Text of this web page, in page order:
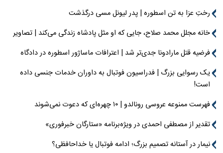
رختِ عزا به تن اسطوره | پدر لیونل مسی درگذشت
خانه مجلل محمد صلاح، جایی که او مثل پادشاه زندگی می‌کند | تصاویر
فرضیه قتل مارادونا جدی‌تر شد | اعترافات ماساژور اسطوره در دادگاه
یک رسوایی بزرگ | فدراسیون فوتبال به داوران خدمات جنسی داده
است!
فهرست ممنوعه عروسی رونالدو | ۱۰ چهره‌ای که دعوت نمی‌شوند
تقدیر از مصطفی احمدی در ویژه‌برنامه «ستارگان خبرفوری»
نیمار در آستانه تصمیم بزرگ؛ ادامه فوتبال یا خداحافظی؟